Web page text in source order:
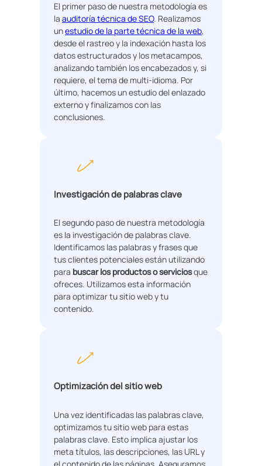
El primer paso de nuestra metodología es
la auditoría técnica de SEO. Realizamos
unestudio de la parte técnica de la web,
desde el rastreo y la indexación hasta los
datos estructurados y los metacampos,
analizando también los encabezados y, si
requiere, el tema de multi-idioma. Por
último, hacemos un estudio del enlazado
externo y finalizamos con las
conclusiones.
Investigación de palabras clave
El segundo paso de nuestra metodología
es la investigación de palabras clave.
Identificamos las palabras y frases que
tus clientes potenciales están utilizando
para buscar los productos o serviciosque
ofreces. Utilizamos esta información
para optimizar tu sitio web y tu
contenido.
Optimización del sitio web
Una vez identificadas las palabras clave,
optimizamos tu sitio web para estas
palabras clave. Esto implica ajustar los
meta títulos, las descripciones, las URL y